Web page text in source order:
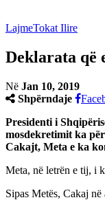
LajmeTokat Ilire
Deklarata që
Në Jan 10, 2019
Shpërndaje
Presidenti i
mosdekretimit ka
Cakajt, Meta e ka
Meta, në letrën e tij, i
Sipas Metës, Cakaj